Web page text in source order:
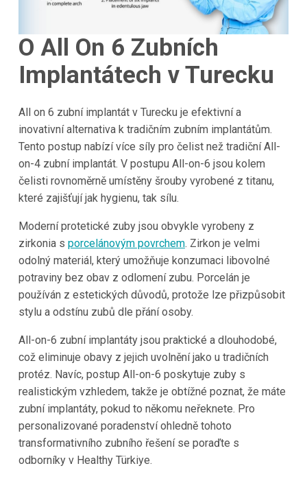
O All On 6 Zubních
Implantátech v Turecku
All on 6 zubní implantát v Turecku je efektivní a
inovativní alternativa k tradičním zubním implantátům.
Tento postup nabízí více síly pro čelist než tradiční All-
on-4 zubní implantát. V postupu All-on-6 jsou kolem
čelisti rovnoměrně umístěny šrouby vyrobené z titanu,
které zajišťují jak hygienu, tak sílu.
Moderní protetické zuby jsou obvykle vyrobeny z
zirkonia s porcelánovým povrchem. Zirkon je velmi
odolný materiál, který umožňuje konzumaci libovolné
potraviny bez obav z odlomení zubu. Porcelán je
používán z estetických důvodů, protože lze přizpůsobit
stylu a odstínu zubů dle přání osoby.
All-on-6 zubní implantáty jsou praktické a dlouhodobé,
což eliminuje obavy z jejich uvolnění jako u tradičních
protéz. Navíc, postup All-on-6 poskytuje zuby s
realistickým vzhledem, takže je obtížné poznat, že máte
zubní implantáty, pokud to někomu neřeknete. Pro
personalizované poradenství ohledně tohoto
transformativního zubního řešení se poraďte s
odborníky v Healthy Türkiye.